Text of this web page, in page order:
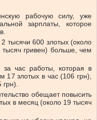
рабочую силу, уже
зарплаты, которое
тысячи 600 злотых (около
гривен) больше, чем
за час работы, которая в
17 злотых в час (106 грн),
грн).
обещает повысить
в месяц (около 19 тысяч